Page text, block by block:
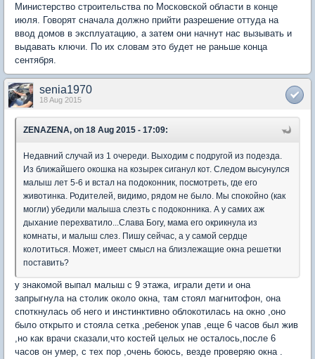
Министерство строительства по Московской области в конце
июля. Говорят сначала должно прийти разрешение оттуда на
ввод домов в эксплуатацию, а затем они начнут нас вызывать и
выдавать ключи. По их словам это будет не раньше конца
сентября.
senia1970
18 Aug 2015
ZENAZENA, on 18 Aug 2015 - 17:09:
Недавний случай из 1 очереди. Выходим с подругой из подезда.
Из ближайшего окошка на козырек сиганул кот. Следом высунулся
малыш лет 5-6 и встал на подоконник, посмотреть, где его
животинка. Родителей, видимо, рядом не было. Мы спокойно (как
могли) убедили малыша слезть с подоконника. А у самих аж
дыхание перехватило...Слава Богу, мама его окрикнула из
комнаты, и малыш слез. Пишу сейчас, а у самой сердце
колотиться. Может, имеет смысл на близлежащие окна решетки
поставить?
у знакомой выпал малыш с 9 этажа, играли дети и она
запрыгнула на столик около окна, там стоял магнитофон, она
споткнулась об него и инстинктивно облокотилась на окно ,оно
было открыто и стояла сетка ,ребенок упав ,еще 6 часов был жив
,но как врачи сказали,что костей целых не осталось,после 6
часов он умер, с тех пор ,очень боюсь, везде проверяю окна .